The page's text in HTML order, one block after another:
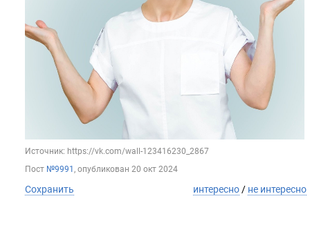
Источник: https://vk.com/wall-123416230_2867
Пост №9991 , опубликован 20 окт 2024
Сохранить интересно / не интересно